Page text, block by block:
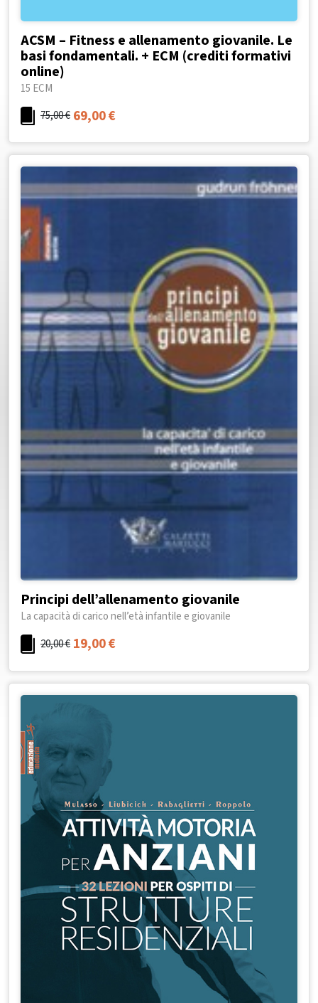
ACSM – Fitness e allenamento giovanile. Le
basi fondamentali. + ECM (crediti formativi
online)
15 ECM
75,00€ 69,00€
Principi dell’allenamento giovanile
La capacità di carico nell’età infantile e giovanile
20,00€ 19,00€